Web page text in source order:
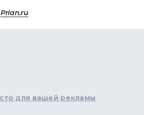
Prian.ru
для вашей рекламы